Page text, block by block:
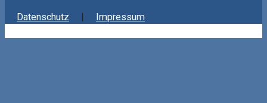
Datenschutz Impressum